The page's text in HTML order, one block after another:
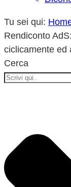
Tu sei qui:
Rendiconto
ciclicamente ed
Cerca